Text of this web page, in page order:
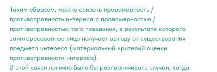
Таким образом, можно связать правомерность /
противоправность интереса с правомерностью /
противоправностью того поведения, в результате которого
заинтересованное лицо получает выгоду от существования
предмета интереса (материальный критерий оценки
противоправности интереса).
В этой связи логично было бы разграничивать случаи, когда